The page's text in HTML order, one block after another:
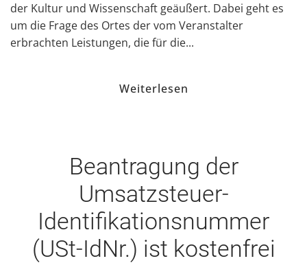
der Kultur und Wissenschaft geäußert. Dabei geht es
um die Frage des Ortes der vom Veranstalter
erbrachten Leistungen, die für die...
Weiterlesen
Beantragung der
Umsatzsteuer-
Identifikationsnummer
(USt-IdNr.) ist kostenfrei